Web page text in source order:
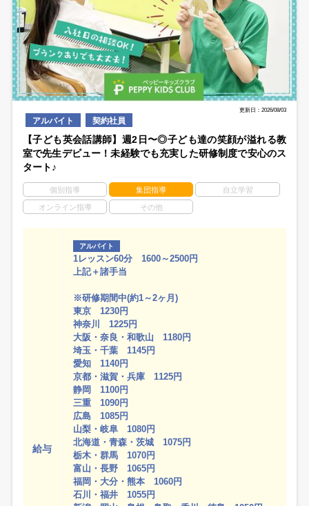
更新日：2026/08/03
アルバイト 契約社員
【子ども英会話講師】週2日〜◎子ども達の笑顔が溢れる教
室で先生デビュー！未経験でも充実した研修制度で安心のス
タート♪
個別指導 集団指導 自立学習
オンライン指導 その他
給与
アルバイト
1レッスン60分 1600～2500円
上記＋諸手当
※研修期間中(約1～2ヶ月)
東京 1230円
神奈川 1225円
大阪・奈良・和歌山 1180円
埼玉・千葉 1145円
愛知 1140円
京都・滋賀・兵庫 1125円
静岡 1100円
三重 1090円
広島 1085円
山梨・岐阜 1080円
北海道・青森・茨城 1075円
栃木・群馬 1070円
富山・長野 1065円
福岡・大分・熊本 1060円
石川・福井 1055円